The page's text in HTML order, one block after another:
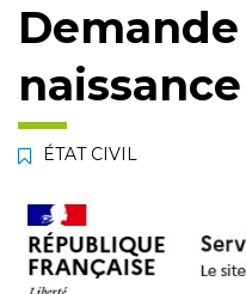
Demande
naissance
ÉTAT CIVIL